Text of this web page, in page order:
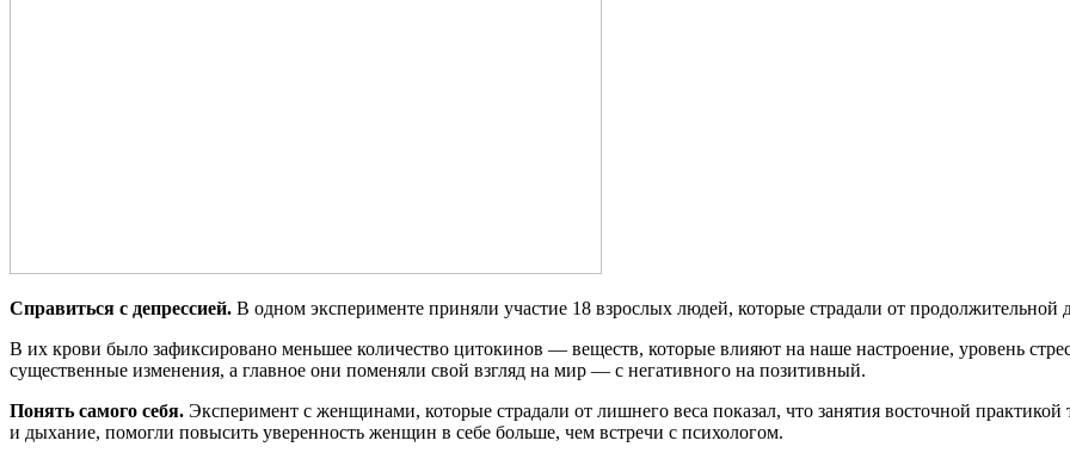
Справиться с депрессией. В одном эксперименте приняли участие 18 взрослых людей, которые страдали от продолжительной
В их крови было зафиксировано меньшее количество цитокинов — веществ, которые влияют на наше настроение, уровень
существенные изменения, а главное они поменяли свой взгляд на мир — с негативного на позитивный.
Понять самого себя. Эксперимент с женщинами, которые страдали от лишнего веса показал, что занятия восточной
и дыхание, помогли повысить уверенность женщин в себе больше, чем встречи с психологом.